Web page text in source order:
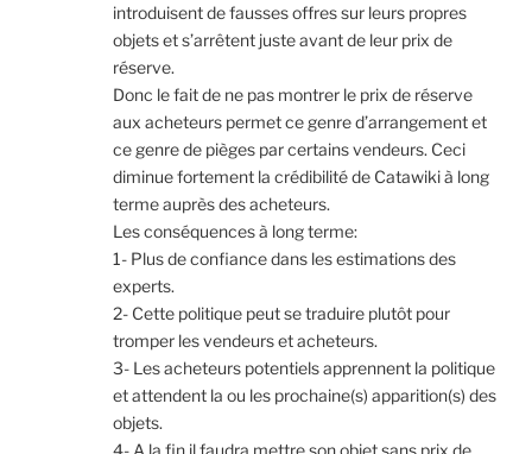
introduisent de fausses offres sur leurs propres
objets et s’arrêtent juste avant de leur prix de
réserve.
Donc le fait de ne pas montrer le prix de réserve
aux acheteurs permet ce genre d’arrangement et
ce genre de pièges par certains vendeurs. Ceci
diminue fortement la crédibilité de Catawiki à long
terme auprès des acheteurs.
Les conséquences à long terme:
1- Plus de confiance dans les estimations des
experts.
2- Cette politique peut se traduire plutôt pour
tromper les vendeurs et acheteurs.
3- Les acheteurs potentiels apprennent la politique
et attendent la ou les prochaine(s) apparition(s) des
objets.
4- A la fin il faudra mettre son objet sans prix de